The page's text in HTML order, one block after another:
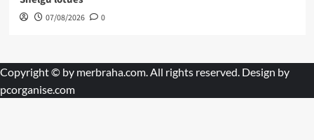
07/08/2026 0
Copyright © by merbraha.com . All rights reserved. Design by
pcorganise.com